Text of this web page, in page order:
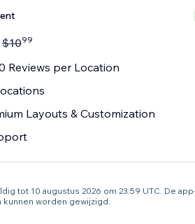
$1099
Reviews per Location
Layouts & Customization
tot 10 augustus 2026 om 23:59 UTC. De
worden gewijzigd.